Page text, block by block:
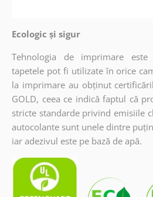
Ecologic și sigur
Tehnologia de imprimare
tapetele pot fi utilizate în orice
la imprimare au obținut
GOLD, ceea ce indică faptul că
stricte standarde privind emisiile
autocolante sunt unele dintre
iar adezivul este pe bază de apă.